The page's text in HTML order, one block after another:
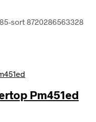
sort 8720286563328
Pm451ed